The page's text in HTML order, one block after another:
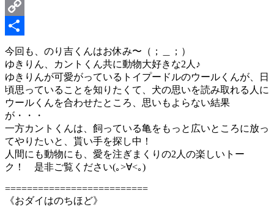
Email
Copy
Link
共
有
今回も、のり吉くんはお休み〜（；＿；）
ゆきりん、カントくん共に動物大好きな2人♪
ゆきりんが可愛がっているトイプードルのウールくんが、日
頃思っていることを知りたくて、犬の思いを読み取れる人に
ウールくんを合わせたところ、思いもよらない結果
が・・・
一方カントくんは、飼っている亀をもっと広いところに放っ
てやりたいと、貰い手を探し中！
人間にも動物にも、愛を注ぎまくりの2人の楽しいトー
ク！ 是非ご覧ください(｡>∀<｡)
==========================
《おダイはのちほど》